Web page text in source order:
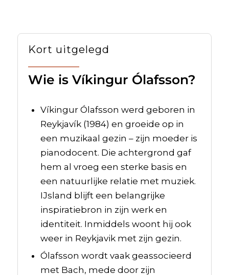
Kort uitgelegd
Wie is Víkingur Ólafsson?
Víkingur Ólafsson werd geboren in
Reykjavík (1984) en groeide op in
een muzikaal gezin – zijn moeder is
pianodocent. Die achtergrond gaf
hem al vroeg een sterke basis en
een natuurlijke relatie met muziek.
IJsland blijft een belangrijke
inspiratiebron in zijn werk en
identiteit. Inmiddels woont hij ook
weer in Reykjavik met zijn gezin.
Ólafsson wordt vaak geassocieerd
met Bach, mede door zijn